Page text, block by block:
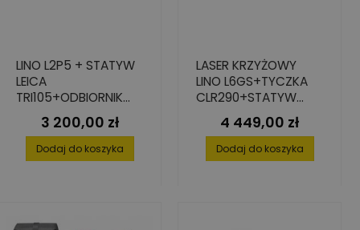
LINO L2P5 + STATYW
LEICA
TRI105+ODBIORNIK
LEICA RGR200
Cena
3 200,00 zł
Dodaj do koszyka
LASER KRZYŻOWY
LINO L6GS+TYCZKA
CLR290+STATYW
TRI105+DETEKTOR
RGR200
Cena
4 449,00 zł
Dodaj do koszyka